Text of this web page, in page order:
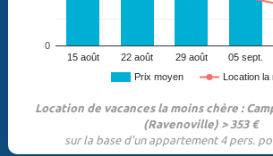
Prix moyen Location
15 août 22 août 29 août 05 sept.
0
Location de vacances la moins chère :
(Ravenoville) > 353 €
sur la base d'un appartement 4 pers.